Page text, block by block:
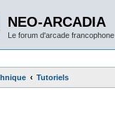
NEO-ARCADIA
Le forum d'arcade francophone
Tutoriels